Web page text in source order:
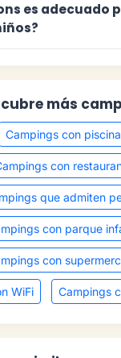
es adecuado
más
Campings con piscina
con
que admiten
con parque
con
WiFi Campings